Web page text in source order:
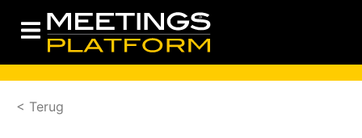
< Terug